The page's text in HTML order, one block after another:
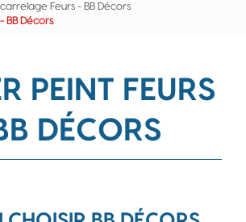
Feurs - BB Décors
BB Décors
PEINT FEURS
DÉCORS